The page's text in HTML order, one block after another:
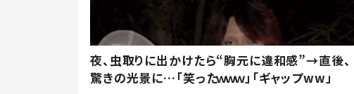
夜、虫取りに出かけたら“胸元に違和感”→直後、
驚きの光景に…「笑ったｗｗｗ」「ギャップww」